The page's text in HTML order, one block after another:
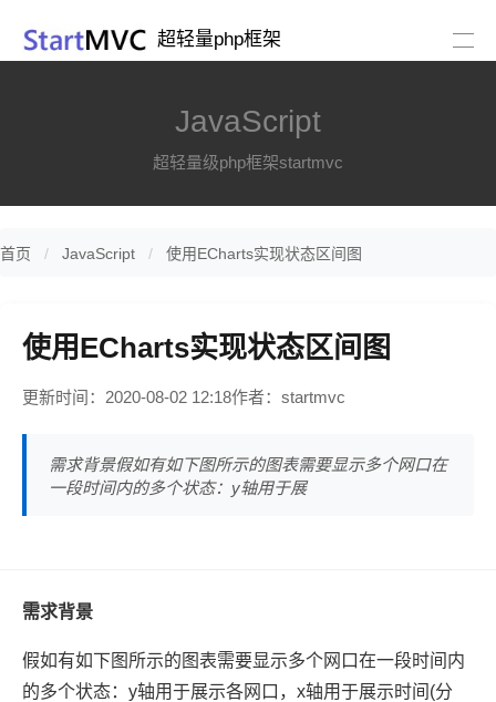
超轻量php框架
JavaScript
超轻量级php框架startmvc
首页 JavaScript 使用ECharts实现状态区间图
使用ECharts实现状态区间图
更新时间：2020-08-02 12:18作者：startmvc
需求背景假如有如下图所示的图表需要显示多个网口在
一段时间内的多个状态：y轴用于展
需求背景
假如有如下图所示的图表需要显示多个网口在一段时间内
的多个状态：y轴用于展示各网口，x轴用于展示时间(分